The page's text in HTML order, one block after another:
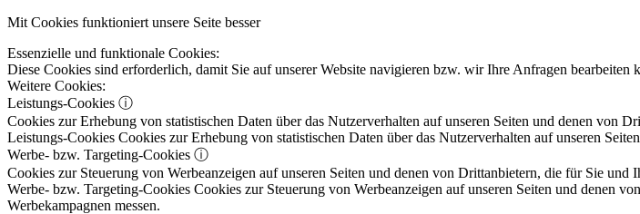
Mit Cookies funktioniert unsere Seite besser
Essenzielle und funktionale Cookies:
Diese Cookies sind erforderlich, damit Sie auf unserer Website navigieren bzw. wir Ihre Anfragen bearbeiten
Weitere Cookies:
Leistungs-Cookies ⓘ
Cookies zur Erhebung von statistischen Daten über das Nutzerverhalten auf unseren Seiten und denen von
Leistungs-Cookies Cookies zur Erhebung von statistischen Daten über das Nutzerverhalten auf unseren
Werbe- bzw. Targeting-Cookies ⓘ
Cookies zur Steuerung von Werbeanzeigen auf unseren Seiten und denen von Drittanbietern, die für Sie und
Werbe- bzw. Targeting-Cookies Cookies zur Steuerung von Werbeanzeigen auf unseren Seiten und denen
Werbekampagnen messen.